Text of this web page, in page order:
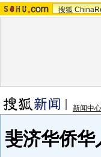
搜狐
新闻中心
斐济华侨